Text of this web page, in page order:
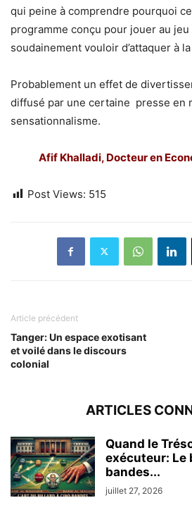
qui peine à comprendre pourquoi
programme conçu pour jouer au
soudainement vouloir d’attaquer à
Probablement un effet de
diffusé par une certaine presse en
sensationnalisme.
Afif Khalladi, Docteur en
Post Views: 515
Article précédent
Tanger: Un espace exotisant
et voilé dans le discours
colonial
ARTICLES
Quand le
exécuteur: Le
bandes...
juillet 27, 2026